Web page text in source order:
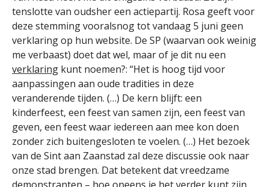
tenslotte van oudsher een actiepartij. Rosa geeft voor
deze stemming vooralsnog tot vandaag 5 juni geen
verklaring op hun website. De SP (waarvan ook weinig
me verbaast) doet dat wel, maar of je dit nu een
verklaring kunt noemen?: “Het is hoog tijd voor
aanpassingen aan oude tradities in deze
veranderende tijden. (…) De kern blijft: een
kinderfeest, een feest van samen zijn, een feest van
geven, een feest waar iedereen aan mee kon doen
zonder zich buitengesloten te voelen. (…) Het bezoek
van de Sint aan Zaanstad zal deze discussie ook naar
onze stad brengen. Dat betekent dat vreedzame
demonstranten – hoe oneens je het verder kunt zijn